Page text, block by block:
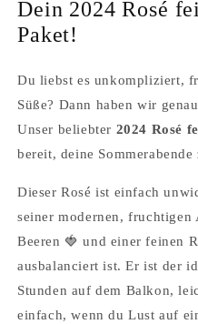
Dein 2024 Rosé
Paket!
Du liebst es unkompliziert,
Süße? Dann haben wir
Unser beliebter 2024 Rosé
bereit, deine
Dieser Rosé ist einfach
seiner modernen,
Beeren 🍓 und einer feinen
ausbalanciert ist. Er ist der
Stunden auf dem Balkon,
einfach, wenn du Lust auf